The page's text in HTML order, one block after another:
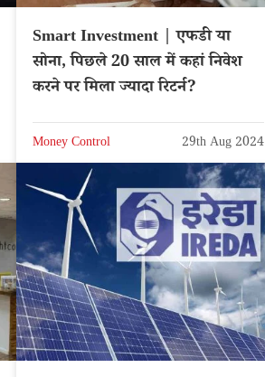
Smart Investment | एफडी या
सोना, पिछले 20 साल में कहां निवेश
करने पर मिला ज्यादा रिटर्न?
Money Control 29th Aug 2024